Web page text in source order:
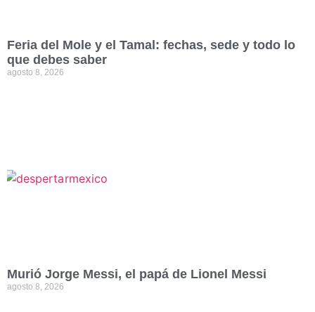
Feria del Mole y el Tamal: fechas, sede y todo lo
que debes saber
agosto 8, 2026
Murió Jorge Messi, el papá de Lionel Messi
agosto 8, 2026